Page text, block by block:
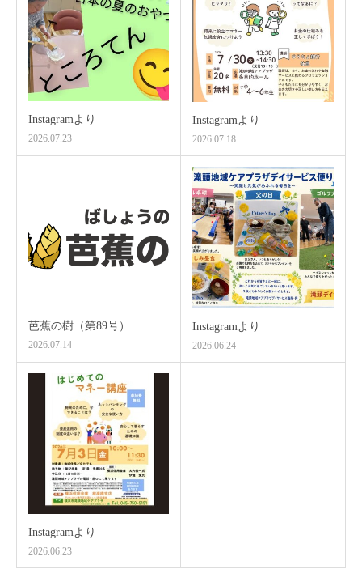
Instagramより
2026.07.23
Instagramより
2026.07.18
芭蕉の樹（第89号）
2026.07.14
Instagramより
2026.06.24
Instagramより
2026.06.23